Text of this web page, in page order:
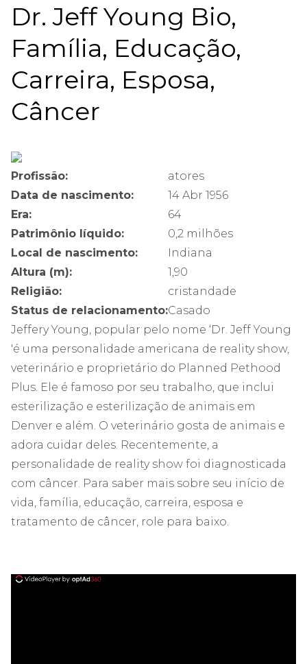
Dr. Jeff Young Bio,
Família, Educação,
Carreira, Esposa,
Câncer
Profissão:
atores
Data de nascimento:
14 Abr 1956
Era:
64
Patrimônio líquido:
0,2 milhões
Local de nascimento:
Indiana
Altura (m):
1,90
Religião:
cristandade
Status de relacionamento:Casado
Jeffery Young, popular pelo nome ‘Dr. Jeff Young
'é uma personalidade americana de reality show,
veterinário e proprietário do Planned Pethood
Plus. Ele é famoso por seu trabalho, que inclui
esterilização e esterilização de animais em
Denver e além. O veterinário gosta de animais e
adora cuidar deles. Recentemente, a
personalidade de reality show foi diagnosticada
com câncer. Para saber mais sobre seu início de
vida, família, educação, carreira, esposa e
tratamento de câncer, role para baixo.